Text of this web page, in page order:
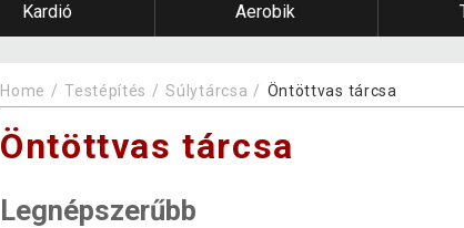
Kardió Aerobik
Home Testépítés Súlytárcsa Öntöttvas tárcsa
Öntöttvas tárcsa
Legnépszerűbb